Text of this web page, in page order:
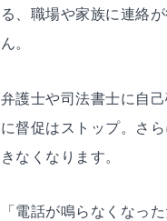
る、職場や家族に連絡
ん。
弁護士や司法書士に自
に督促はストップ。さ
きなくなります。
「電話が鳴らなくなっ